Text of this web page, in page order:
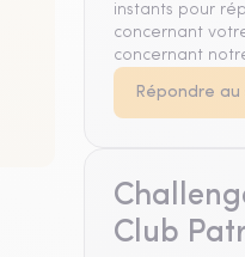
instants pour
concernant
concernant
Répondre
Club